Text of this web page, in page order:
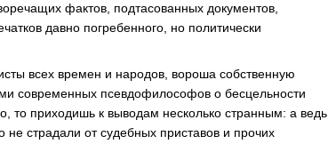
фактов, подтасованных документов,
давно погребенного, но политически
всех времен и народов, вороша собственную
современных псевдофилософов о бесцельности
то приходишь к выводам несколько странным: а ведь
страдали от судебных приставов и прочих